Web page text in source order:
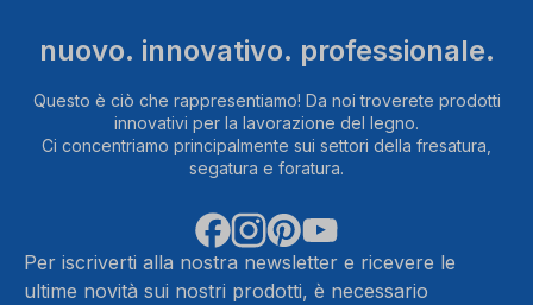
nuovo. innovativo. professionale.
Questo è ciò che rappresentiamo! Da noi troverete prodotti
innovativi per la lavorazione del legno.
Ci concentriamo principalmente sui settori della fresatura,
segatura e foratura.
Per iscriverti alla nostra newsletter e ricevere le
ultime novità sui nostri prodotti, è necessario